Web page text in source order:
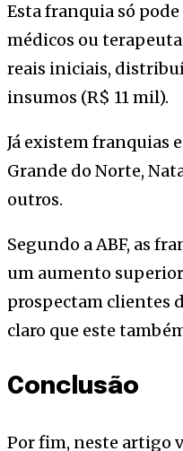
Esta franquia só
médicos ou
reais iniciais,
insumos (R$ 11 mil).
Já existem franquias
Grande do Norte,
outros.
Segundo a ABF, as
um aumento
prospectam clientes
claro que este
Conclusão
Por fim, neste artigo